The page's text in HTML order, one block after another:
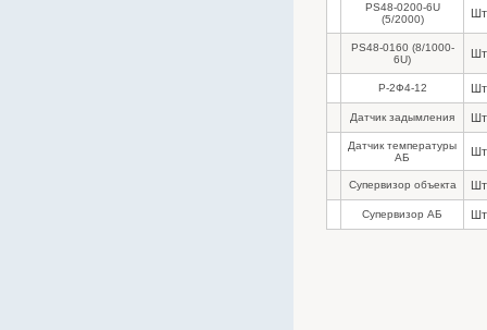
PS48-0200-6U
(5/2000)
PS48-0160 (8/1000-
6U)
Р-2Ф4-12
Датчик задымления
Датчик температуры
АБ
Супервизор объекта
Супервизор АБ